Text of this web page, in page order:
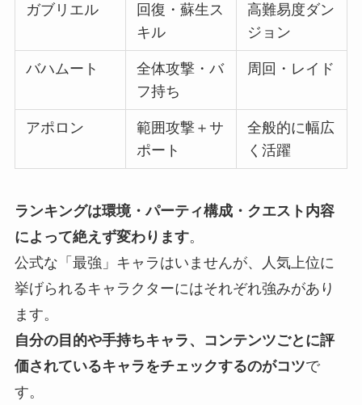
ガブリエル
回復・蘇生ス
キル
高難易度ダン
ジョン
バハムート
全体攻撃・バ
フ持ち
周回・レイド
アポロン
範囲攻撃＋サ
ポート
全般的に幅広
く活躍
ランキングは環境・パーティ構成・クエスト内容
によって絶えず変わります。
公式な「最強」キャラはいませんが、人気上位に
挙げられるキャラクターにはそれぞれ強みがあり
ます。
自分の目的や手持ちキャラ、コンテンツごとに評
価されているキャラをチェックするのがコツで
す。